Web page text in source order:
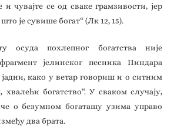
и чувајте се од сваке грамзивости, јер
је сувише богат“ (Лк 12, 15).
осуда похлепног богатства није
јелинског песника Пиндара
како у ветар говориш и о ситним
богатство“. У сваком случају,
о безумном богаташу узима управо
два брата.